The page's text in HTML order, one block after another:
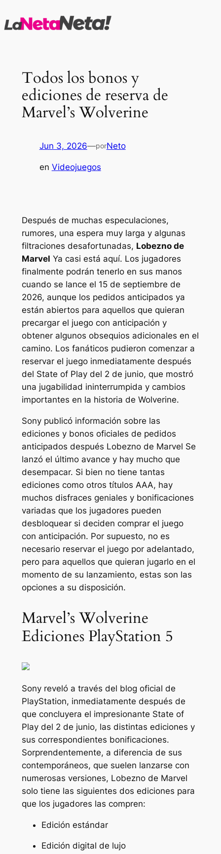
al
Todos los bonos y
ediciones de reserva de
Marvel’s Wolverine
Jun 3, 2026—porNeto
en Videojuegos
Después de muchas especulaciones,
rumores, una espera muy larga y algunas
filtraciones desafortunadas, Lobezno de
Marvel Ya casi está aquí. Los jugadores
finalmente podrán tenerlo en sus manos
cuando se lance el 15 de septiembre de
2026, aunque los pedidos anticipados ya
están abiertos para aquellos que quieran
precargar el juego con anticipación y
obtener algunos obsequios adicionales en el
camino. Los fanáticos pudieron comenzar a
reservar el juego inmediatamente después
del State of Play del 2 de junio, que mostró
una jugabilidad ininterrumpida y cambios
importantes en la historia de Wolverine.
Sony publicó información sobre las
ediciones y bonos oficiales de pedidos
anticipados después Lobezno de Marvel Se
lanzó el último avance y hay mucho que
desempacar. Si bien no tiene tantas
ediciones como otros títulos AAA, hay
muchos disfraces geniales y bonificaciones
variadas que los jugadores pueden
desbloquear si deciden comprar el juego
con anticipación. Por supuesto, no es
necesario reservar el juego por adelantado,
pero para aquellos que quieran jugarlo en el
momento de su lanzamiento, estas son las
opciones a su disposición.
Marvel’s Wolverine
Ediciones PlayStation 5
Sony reveló a través del blog oficial de
PlayStation, inmediatamente después de
que concluyera el impresionante State of
Play del 2 de junio, las distintas ediciones y
sus correspondientes bonificaciones.
Sorprendentemente, a diferencia de sus
contemporáneos, que suelen lanzarse con
numerosas versiones, Lobezno de Marvel
solo tiene las siguientes dos ediciones para
que los jugadores las compren:
Edición estándar
Edición digital de lujo